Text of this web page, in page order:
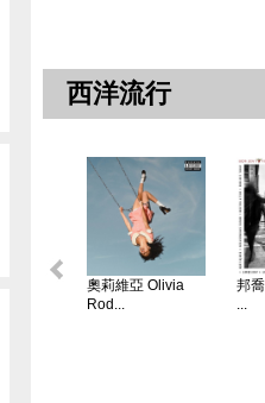
西洋流行
奧莉維亞 Olivia
Rod...
邦
...